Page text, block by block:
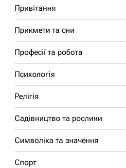
Привітання
Прикмети та сни
Професії та робота
Психологія
Релігія
Садівництво та рослини
Символіка та значення
Спорт